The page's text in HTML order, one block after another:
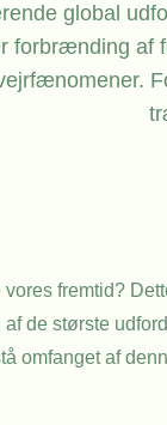
global
forbrænding af
fremtid?
de største
omfanget af